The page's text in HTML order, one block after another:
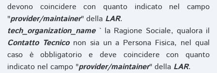
devono coincidere con quanto indicato nel campo
"provider/maintainer" della LAR.
tech_organization_name` la Ragione Sociale, qualora il
Contatto Tecniconon sia un a Persona Fisica, nel qual
caso è obbligatorio e deve coincidere con quanto
indicato nel campo "provider/maintainer" della LAR.